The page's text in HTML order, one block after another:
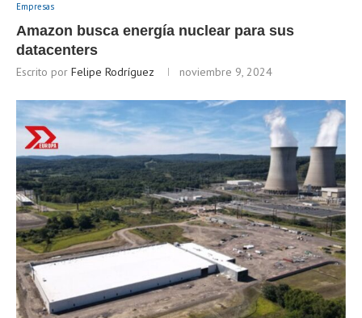
Empresas
Amazon busca energía nuclear para sus
datacenters
Escrito por Felipe Rodríguez noviembre 9, 2024